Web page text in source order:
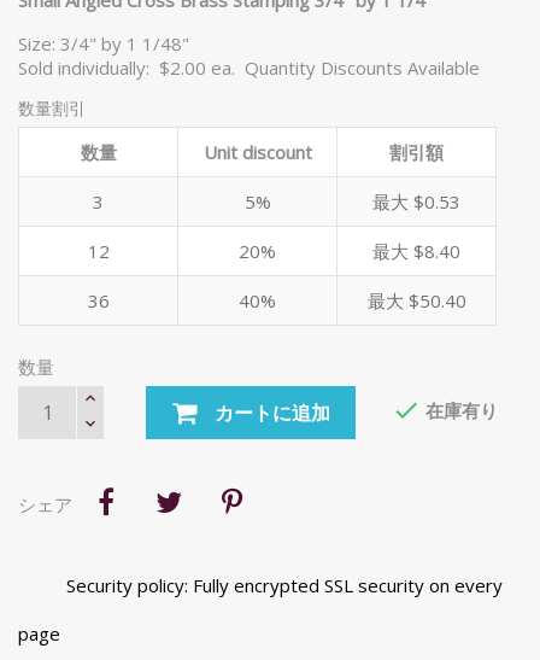
Size: 3/4" by 1 1/48"
Sold individually: $2.00 ea. Quantity Discounts Available
数量割引
数量 Unit discount 割引額
3 5% 最大 $0.53
12 20% 最大 $8.40
36 40% 最大 $50.40
数量
カートに追加  在庫有り
シェア
Security policy: Fully encrypted SSL security on every
page